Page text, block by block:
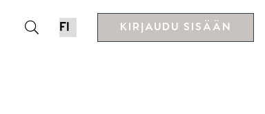
KIRJAUDU SISÄÄN